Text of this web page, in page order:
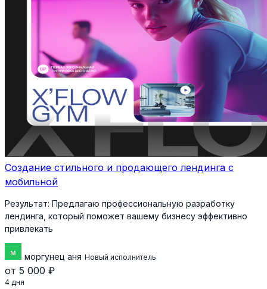
Создание стильного и продающего лендинга с
мобильной
Результат: Предлагаю профессиональную разработку
лендинга, который поможет вашему бизнесу эффективно
привлекать
моргунец аня Новый исполнитель
от 5 000 ₽
4 дня